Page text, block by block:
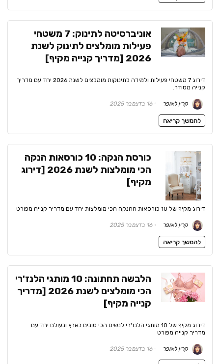
אוניברסיטה לתינוק: 7 משטחי
פעילות מומלצים לתינוק לשנת
2026 [מדריך קנייה מקיף]
דירוג 7 משטחי פעילות ולמידה לתינוקות מומלצים לשנת 2026 יחד עם מדריך
קנייה מסודר.
קרין לאופר 16 בדצמבר 2025
להמשך קריאה
כורסת הנקה: 10 כורסאות הנקה
הכי מומלצות לשנת 2026 [דירוג
מקיף]
דירוג מקיף של 10 כורסאות ההנקה הכי מומלצות יחד עם מדריך קנייה מפורט
קרין לאופר 16 בדצמבר 2025
להמשך קריאה
הלבשה תחתונה: 10 מותגי הלנז'רי
הכי מומלצים לשנת 2026 [מדריך
קנייה מקיף]
דירוג מקיף של 10 מותגי הלנז'רי לנשים הכי טובים בארץ ובעולם יחד עם
מדריך קנייה מפורט
קרין לאופר 16 בדצמבר 2025